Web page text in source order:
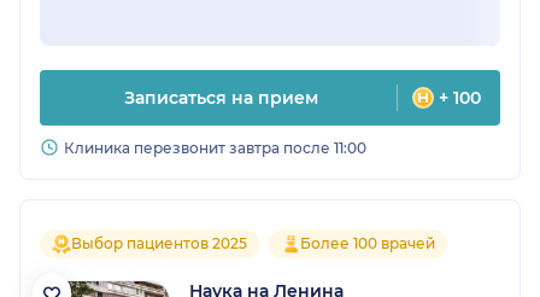
Записаться на прием + 100
Клиника перезвонит завтра после 11:00
Выбор пациентов 2025 Более 100 врачей
Наука на Ленина